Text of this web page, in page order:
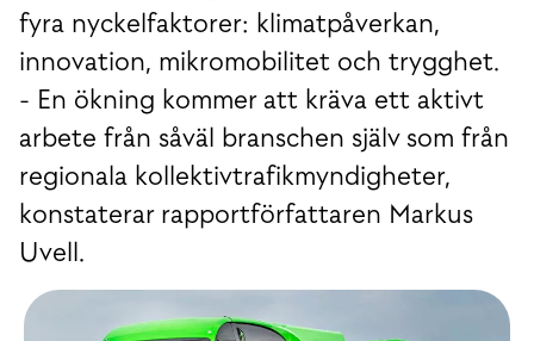
fyra nyckelfaktorer: klimatpåverkan,
innovation, mikromobilitet och trygghet.
- En ökning kommer att kräva ett aktivt
arbete från såväl branschen själv som från
regionala kollektivtrafikmyndigheter,
konstaterar rapportförfattaren Markus
Uvell.